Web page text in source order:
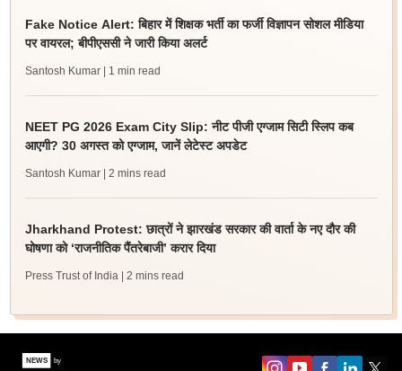
Fake Notice Alert: बिहार में शिक्षक भर्ती का फर्जी विज्ञापन सोशल मीडिया
पर वायरल; बीपीएससी ने जारी किया अलर्ट
Santosh Kumar | 1 min read
NEET PG 2026 Exam City Slip: नीट पीजी एग्जाम सिटी स्लिप कब
आएगी? 30 अगस्त को एग्जाम, जानें लेटेस्ट अपडेट
Santosh Kumar | 2 mins read
Jharkhand Protest: छात्रों ने झारखंड सरकार की वार्ता के नए दौर की
घोषणा को ‘राजनीतिक पैंतरेबाजी’ करार दिया
Press Trust of India | 2 mins read